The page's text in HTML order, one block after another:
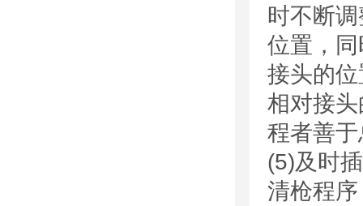
时不断
位置，
接头的
相对接
程者善
(5)及时
清枪程